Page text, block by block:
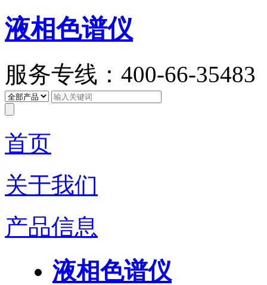
液相色谱仪
服务专线：400-66-35483
首页
关于我们
产品信息
液相色谱仪